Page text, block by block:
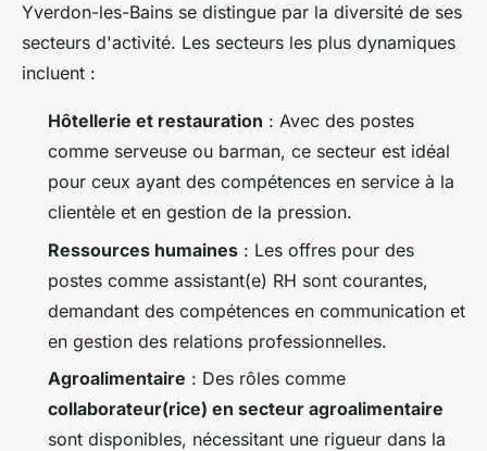
Yverdon-les-Bains se distingue par la diversité de ses
secteurs d'activité. Les secteurs les plus dynamiques
incluent :
Hôtellerie et restauration : Avec des postes
comme serveuse ou barman, ce secteur est idéal
pour ceux ayant des compétences en service à la
clientèle et en gestion de la pression.
Ressources humaines : Les offres pour des
postes comme assistant(e) RH sont courantes,
demandant des compétences en communication et
en gestion des relations professionnelles.
Agroalimentaire : Des rôles comme
collaborateur(rice) en secteur agroalimentaire
sont disponibles, nécessitant une rigueur dans la